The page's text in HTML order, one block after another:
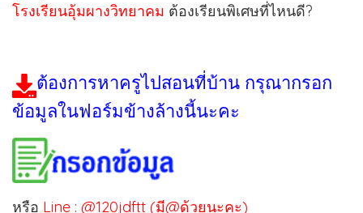
โรงเรียนอุ้มผางวิทยาคม ต้องเรียนพิเศษที่ไหนดี?
ต้องการหาครูไปสอนที่บ้าน กรุณากรอก
ข้อมูลในฟอร์มข้างล้างนี้นะคะ
หรือ Line : @120jdftt (มี@ด้วยนะคะ)